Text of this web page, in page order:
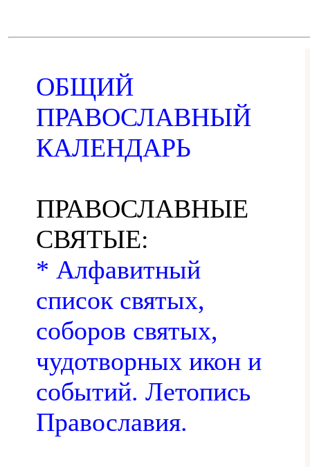
ОБЩИЙ
ПРАВОСЛАВНЫЙ
КАЛЕНДАРЬ
ПРАВОСЛАВНЫЕ
СВЯТЫЕ:
* Алфавитный
список святых,
соборов святых,
чудотворных икон и
событий. Летопись
Православия.